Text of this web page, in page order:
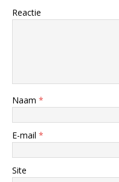
Reactie
Naam *
E-mail *
Site